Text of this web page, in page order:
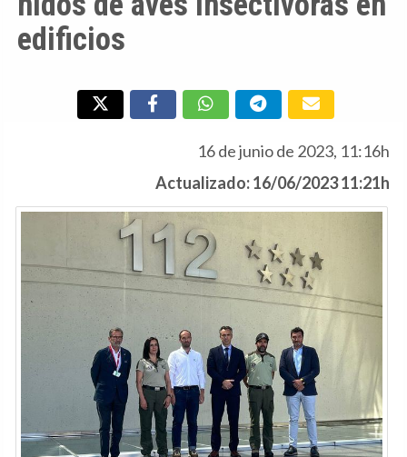
edificios
16 de junio de 2023, 11:16h
Actualizado: 16/06/2023 11:21h